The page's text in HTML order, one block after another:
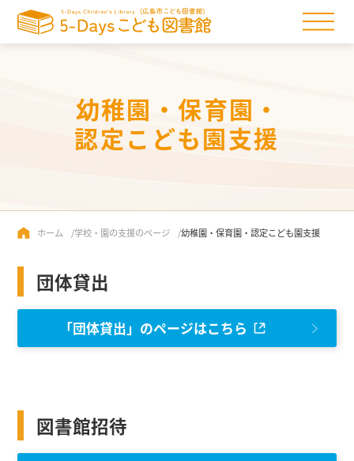
幼稚園・保育園・
認定こども園支援
ホーム 学校・園の支援のページ 幼稚園・保育園・認定こども園支援
団体貸出
「団体貸出」のページはこちら
図書館招待